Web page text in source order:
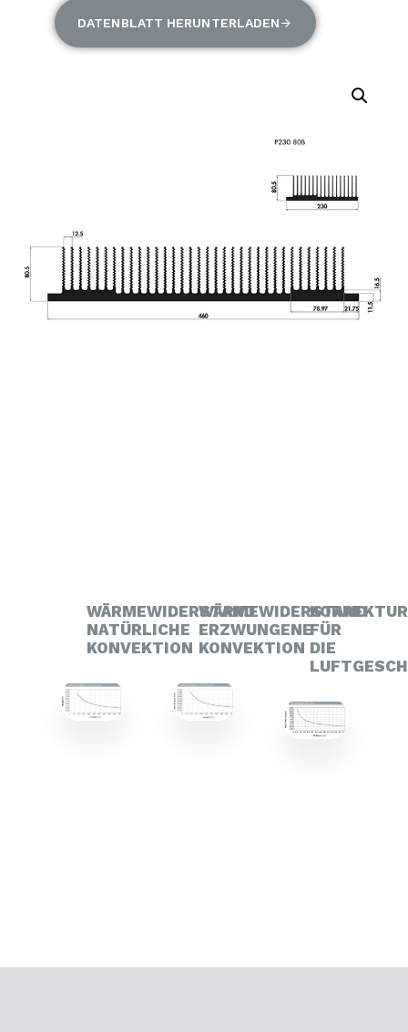
DATENBLATT HERUNTERLADEN
WÄRMEWIDERSTAND
NATÜRLICHE
KONVEKTION
WÄRMEWIDERSTAND
ERZWUNGENE
KONVEKTION
FÜR
DIE